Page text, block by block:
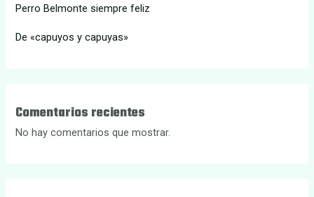
Perro Belmonte siempre feliz
De «capuyos y capuyas»
Comentarios recientes
No hay comentarios que mostrar.